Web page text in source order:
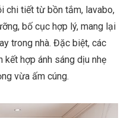
chi tiết từ bồn tắm, lavabo,
bố cục hợp lý, mang lại
trong nhà. Đặc biệt, các
hợp ánh sáng dịu nhẹ
vừa ấm cúng.